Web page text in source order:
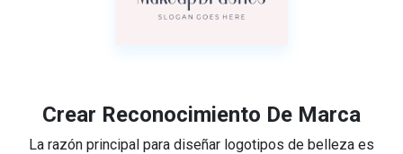
Crear Reconocimiento De Marca
La razón principal para diseñar logotipos de belleza es